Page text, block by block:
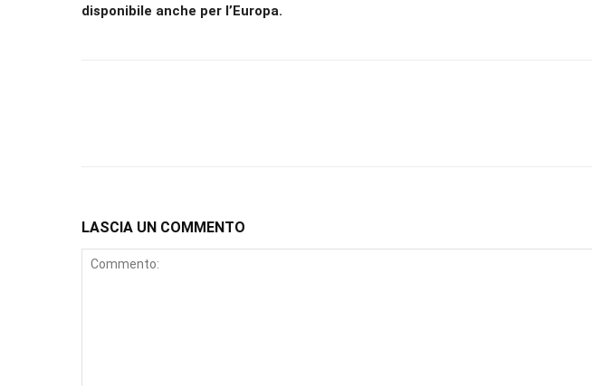
disponibile anche per l’Europa.
LASCIA UN COMMENTO